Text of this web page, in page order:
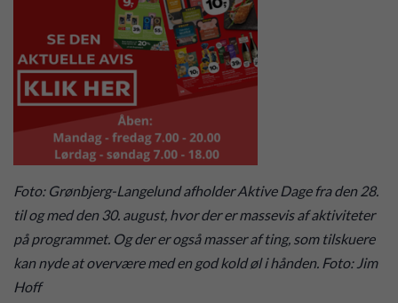
Foto: Grønbjerg-Langelund afholder Aktive Dage fra den 28.
til og med den 30. august, hvor der er massevis af aktiviteter
på programmet. Og der er også masser af ting, som tilskuere
kan nyde at overvære med en god kold øl i hånden. Foto: Jim
Hoff